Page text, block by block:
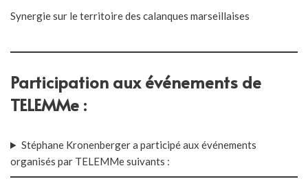
Synergie sur le territoire des calanques marseillaises
Participation aux événements de
TELEMMe :
Stéphane Kronenberger a participé aux événements
organisés par TELEMMe suivants :